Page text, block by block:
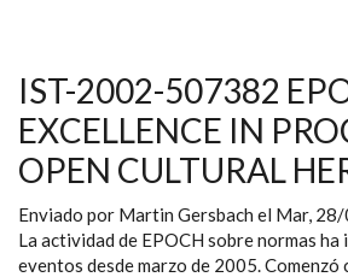
IST-2002-507382
EXCELLENCE IN
OPEN CULTURAL
Enviado por Martin Gersbach el Mar,
La actividad de EPOCH sobre normas ha
eventos desde marzo de 2005. Comenzó